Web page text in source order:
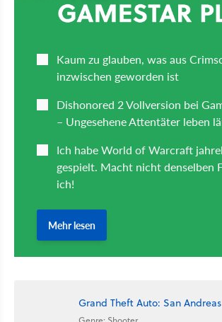
Grand Theft Auto: San Andreas